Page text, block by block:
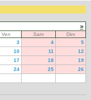
»
Ven Sam
Dim
3 4
5
10 11
12
17 18
19
24 25
26